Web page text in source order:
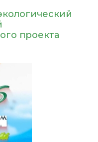
проекта